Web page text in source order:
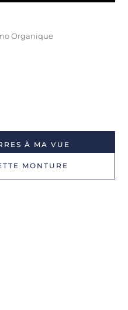
Organique
À MA VUE
MONTURE